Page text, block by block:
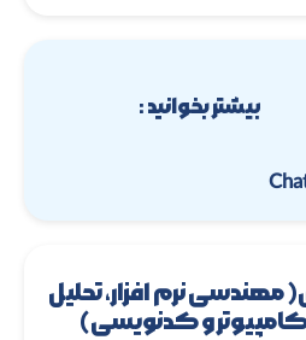
بیشتر بخوانید :
مهندسی نرم افزار، تحلیل
کامپیوتر و کدنویسی)